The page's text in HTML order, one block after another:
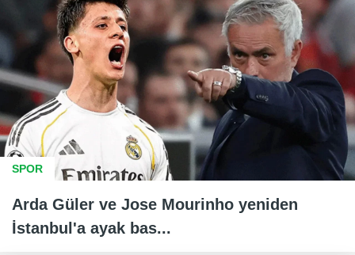
SPOR
Arda Güler ve Jose Mourinho yeniden
İstanbul'a ayak bas...